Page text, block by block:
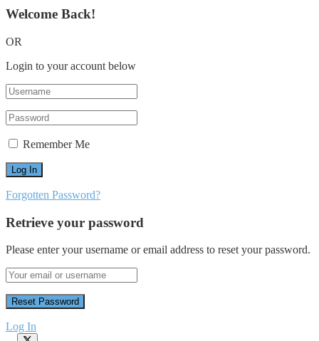
Welcome Back!
OR
Login to your account below
Remember Me
Forgotten Password?
Retrieve your password
Please enter your username or email address to reset your password.
Log In